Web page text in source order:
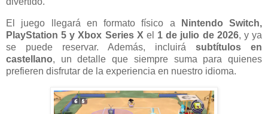
El juego llegará en formato físico a
Nintendo Switch,
PlayStation 5 y Xbox Series X el 1 de julio de 2026, y ya
se puede reservar. Además, incluirá subtítulos en
castellano, un detalle que siempre suma para quienes
prefieren disfrutar de la experiencia en nuestro idioma.